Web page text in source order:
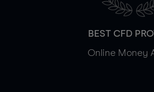
BEST CFD
Online Money